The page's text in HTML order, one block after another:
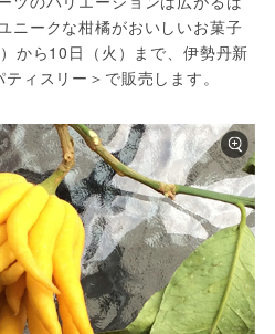
ニークな柑橘がおいしいお菓子
から10日（火）まで、伊勢丹新
ィスリー＞で販売します。